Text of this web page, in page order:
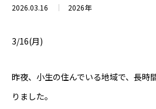
2026.03.16 2026年
3/16(月)
昨夜、小生の住んでいる地域で、長時
りました。